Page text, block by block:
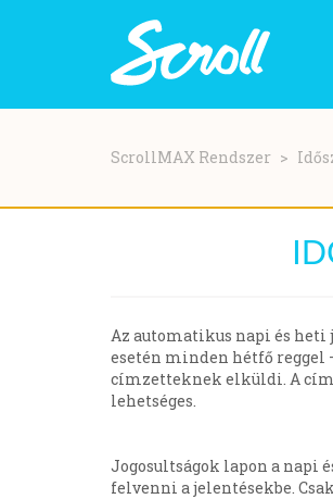
ScrollMAX Rendszer
Az automatikus napi és heti
esetén minden hétfő reggel
címzetteknek elküldi. A
lehetséges.
Jogosultságok lapon a napi
felvenni a jelentésekbe.